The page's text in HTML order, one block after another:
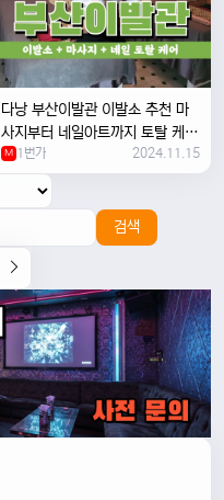
다낭 부산이발관 이발소 추천 마
사지부터 네일아트까지 토탈 케어
가능한 곳
M 1번가 2024.11.15
검색